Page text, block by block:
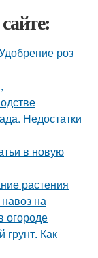
роз
Недостатки
в новую
растения
на
огороде
грунт. Как